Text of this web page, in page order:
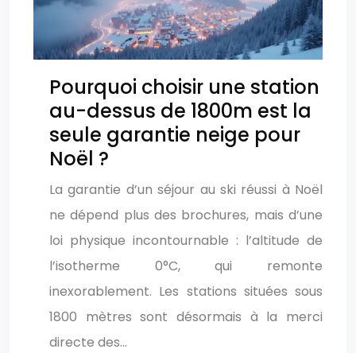
Pourquoi choisir une station
au-dessus de 1800m est la
seule garantie neige pour
Noël ?
La garantie d’un séjour au ski réussi à Noël
ne dépend plus des brochures, mais d’une
loi physique incontournable : l’altitude de
l’isotherme 0°C, qui remonte
inexorablement. Les stations situées sous
1800 mètres sont désormais à la merci
directe des…